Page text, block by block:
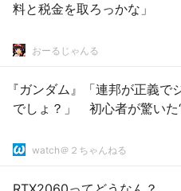
料と税金を取ろっかな」
おーるじゃんる
『ガンダム』「連邦が正義で
でしょ？」 初心者が驚いた
watch＠２ちゃんねる